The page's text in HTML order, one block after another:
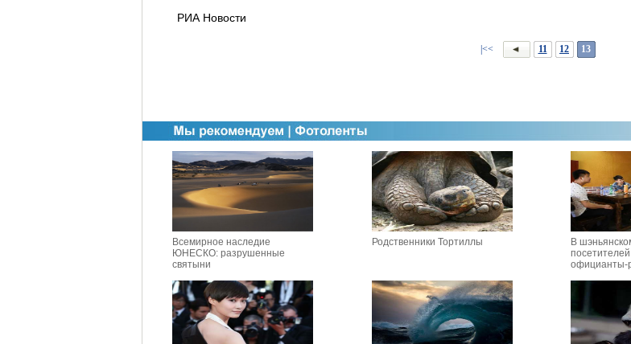
РИА Новости
|<< 11 12 13
Всемирное наследие
ЮНЕСКО: разрушенные
святыни
Родственники Тортиллы
В
официанты-